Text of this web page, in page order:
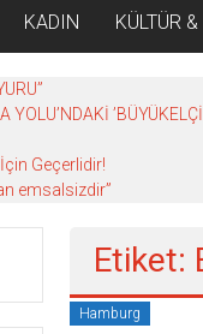
KADIN KÜLTÜR
YOLU’NDAKİ
Geçerlidir!
emsalsizdir”
Etiket:
Hamburg